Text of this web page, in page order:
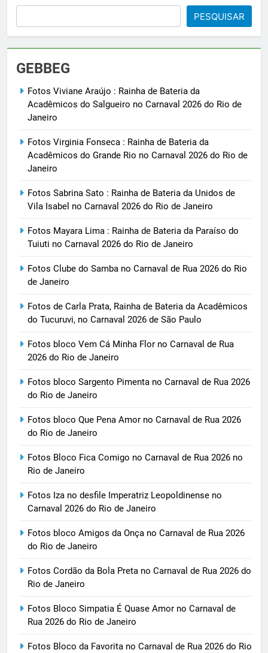
PESQUISAR
GEBBEG
Fotos Viviane Araújo : Rainha de Bateria da
Acadêmicos do Salgueiro no Carnaval 2026 do Rio de
Janeiro
Fotos Virginia Fonseca : Rainha de Bateria da
Acadêmicos do Grande Rio no Carnaval 2026 do Rio de
Janeiro
Fotos Sabrina Sato : Rainha de Bateria da Unidos de
Vila Isabel no Carnaval 2026 do Rio de Janeiro
Fotos Mayara Lima : Rainha de Bateria da Paraíso do
Tuiuti no Carnaval 2026 do Rio de Janeiro
Fotos Clube do Samba no Carnaval de Rua 2026 do Rio
de Janeiro
Fotos de Carla Prata, Rainha de Bateria da Acadêmicos
do Tucuruvi, no Carnaval 2026 de São Paulo
Fotos bloco Vem Cá Minha Flor no Carnaval de Rua
2026 do Rio de Janeiro
Fotos bloco Sargento Pimenta no Carnaval de Rua 2026
do Rio de Janeiro
Fotos bloco Que Pena Amor no Carnaval de Rua 2026
do Rio de Janeiro
Fotos Bloco Fica Comigo no Carnaval de Rua 2026 no
Rio de Janeiro
Fotos Iza no desfile Imperatriz Leopoldinense no
Carnaval 2026 do Rio de Janeiro
Fotos bloco Amigos da Onça no Carnaval de Rua 2026
do Rio de Janeiro
Fotos Cordão da Bola Preta no Carnaval de Rua 2026 do
Rio de Janeiro
Fotos Bloco Simpatia É Quase Amor no Carnaval de
Rua 2026 do Rio de Janeiro
Fotos Bloco da Favorita no Carnaval de Rua 2026 do Rio